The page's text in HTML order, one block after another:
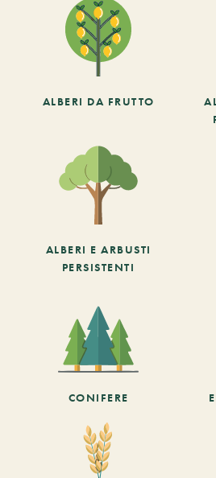
ALBERI DA FRUTTO
ALBERI E ARBUSTI
PERSISTENTI
CONIFERE